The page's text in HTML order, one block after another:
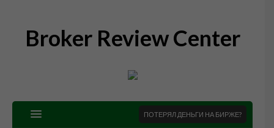
Broker Review Center
ПОТЕРЯЛ ДЕНЬГИ НА БИРЖЕ?